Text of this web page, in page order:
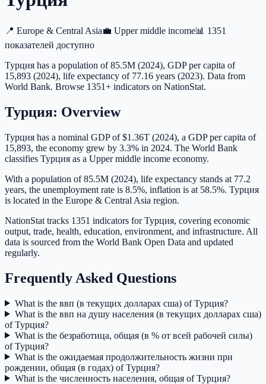
📍 Europe & Central Asia💼 Upper middle income 📊 1351
показателей доступно
Турция has a population of 85.5M (2024), GDP per capita of
15,893 (2024), life expectancy of 77.16 years (2023). Data from
World Bank. Browse 1351+ indicators on NationStat.
Турция: Overview
Турция has a nominal GDP of $1.36T (2024), a GDP per capita of
15,893, the economy grew by 3.3% in 2024. The World Bank
classifies Турция as a Upper middle income economy.
With a population of 85.5M (2024), life expectancy stands at 77.2
years, the unemployment rate is 8.5%, inflation is at 58.5%. Турция
is located in the Europe & Central Asia region.
NationStat tracks 1351 indicators for Турция, covering economic
output, trade, health, education, environment, and infrastructure. All
data is sourced from the World Bank Open Data and updated
regularly.
Frequently Asked Questions
What is the ввп (в текущих долларах сша) of Турция?
What is the ввп на душу населения (в текущих долларах сша)
of Турция?
What is the безработица, общая (в % от всей рабочей силы)
of Турция?
What is the ожидаемая продолжительность жизни при
рождении, общая (в годах) of Турция?
What is the численность населения, общая of Турция?